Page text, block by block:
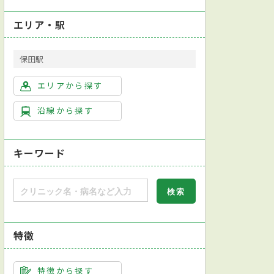
エリア・駅
保田駅
エリアから探す
沿線から探す
キーワード
特徴
特徴から探す